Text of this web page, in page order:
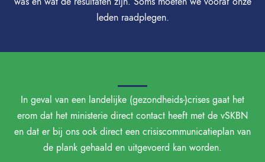
leden raadplegen.
In geval van een landelijke (gezondheids-)crises gaat het
erom dat het ministerie direct contact heeft met de vSKBN
en dat er bij ons ook direct een crisiscommunicatieplan van
de plank gehaald en uitgevoerd kan worden.